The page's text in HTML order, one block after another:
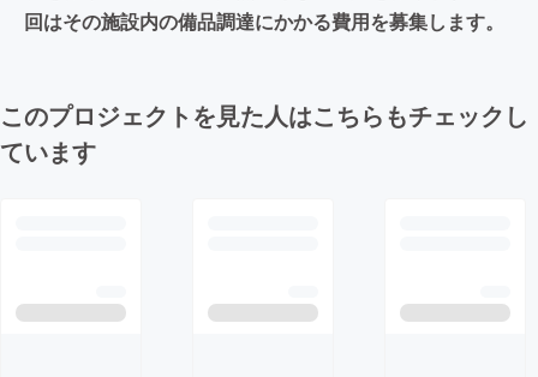
回はその施設内の備品調達にかかる費用を募集します。
このプロジェクトを見た人はこちらもチェックし
ています